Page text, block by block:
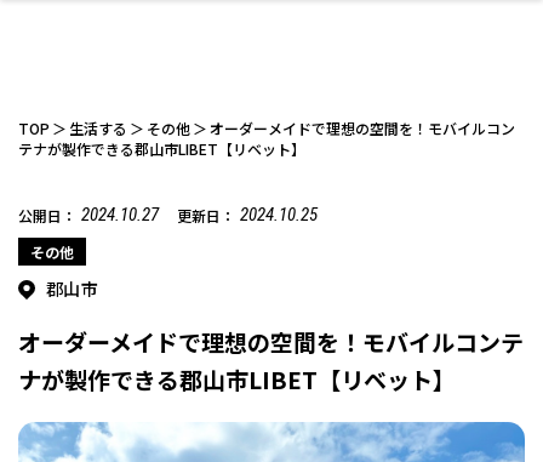
お酒 洋食 中華
デート・友達と ひとりで アウトドア
美容アイテム エイジングケア メンズ
ファッション
スポーツ・アウト
ドア
ギフト・お土産 キッズ
保険 病院・クリニック ペット
リフォーム・リノ
ベーション
自治体インフォ その他
TOP 生活する その他
オーダーメイドで理想の空間を！モバイルコン
テナが製作できる郡山市LIBET【リベット】
公開日： 2024.10.27 更新日： 2024.10.25
その他
郡山市
オーダーメイドで理想の空間を！モバイルコンテ
ナが製作できる郡山市LIBET【リベット】